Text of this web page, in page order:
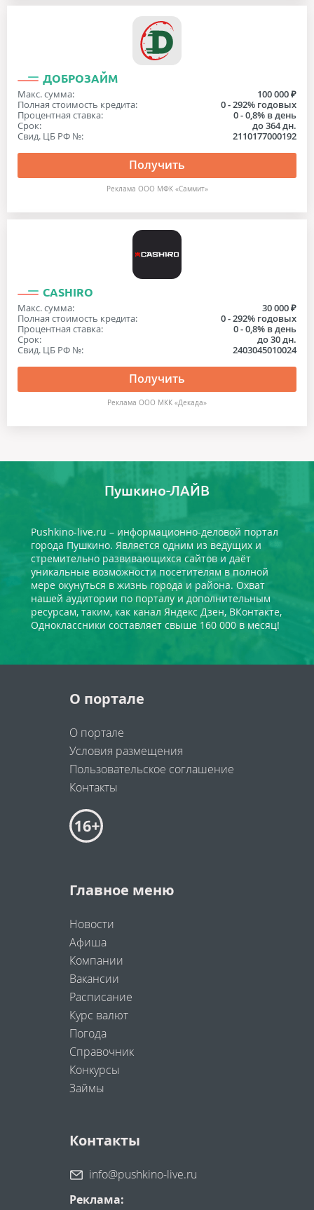
ДОБРОЗАЙМ
Макс. сумма:
100 000 ₽
Полная стоимость кредита:
0 - 292% годовых
Процентная ставка:
0 - 0,8% в день
Срок:
до 364 дн.
Свид. ЦБ РФ №:
2110177000192
Получить
Реклама ООО МФК «Саммит»
CASHIRO
Макс. сумма:
30 000 ₽
Полная стоимость кредита:
0 - 292% годовых
Процентная ставка:
0 - 0,8% в день
Срок:
до 30 дн.
Свид. ЦБ РФ №:
2403045010024
Получить
Реклама ООО МКК «Декада»
Пушкино-ЛАЙВ
Pushkino-live.ru – информационно-деловой портал
города Пушкино. Является одним из ведущих и
стремительно развивающихся сайтов и даёт
уникальные возможности посетителям в полной
мере окунуться в жизнь города и района. Охват
нашей аудитории по порталу и дополнительным
ресурсам, таким, как канал Яндекс Дзен, ВКонтакте,
Одноклассники составляет свыше 160 000 в месяц!
О портале
О портале
Условия размещения
Пользовательское соглашение
Контакты
Главное меню
Новости
Афиша
Компании
Вакансии
Расписание
Курс валют
Погода
Справочник
Конкурсы
Займы
Контакты
info@pushkino-live.ru
Реклама: